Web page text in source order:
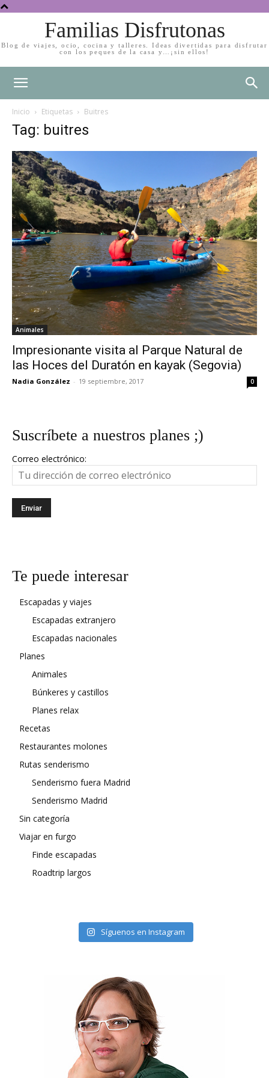
Familias Disfrutonas
Blog de viajes, ocio, cocina y talleres. Ideas divertidas para disfrutar
con los peques de la casa y…¡sin ellos!
Inicio Etiquetas Buitres
Tag: buitres
Animales
Impresionante visita al Parque Natural de
las Hoces del Duratón en kayak (Segovia)
Nadia González - 19 septiembre, 2017 0
Suscríbete a nuestros planes ;)
Correo electrónico:
Te puede interesar
Escapadas y viajes
Escapadas extranjero
Escapadas nacionales
Planes
Animales
Búnkeres y castillos
Planes relax
Recetas
Restaurantes molones
Rutas senderismo
Senderismo fuera Madrid
Senderismo Madrid
Sin categoría
Viajar en furgo
Finde escapadas
Roadtrip largos
Síguenos en Instagram